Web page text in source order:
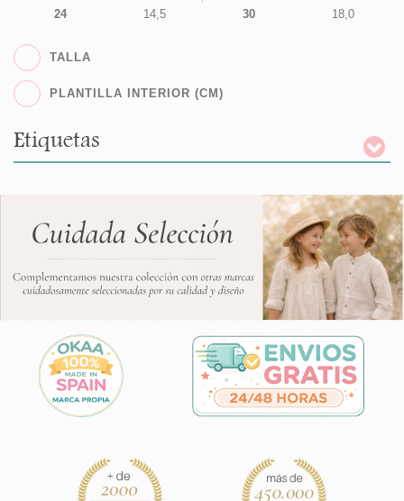
24
14,5
30
18,0
TALLA
PLANTILLA INTERIOR (CM)
Etiquetas